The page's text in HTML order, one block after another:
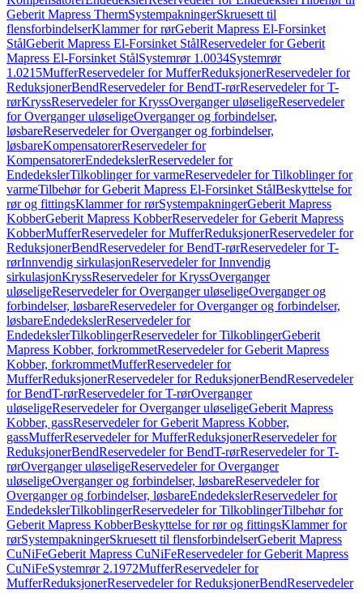
Geberit Mapress ThermSystempakningerSkruesett til
flensforbindelserKlammer for rørGeberit Mapress El-Forsinket
StålGeberit Mapress El-Forsinket StålReservedeler for Geberit
Mapress El-Forsinket StålSystemrør 1.0034Systemrør
1.0215MufferReservedeler for MufferReduksjonerReservedeler for
ReduksjonerBendReservedeler for BendT-rørReservedeler for T-
rørKryssReservedeler for KryssOverganger uløseligeReservedeler
for Overganger uløseligeOverganger og forbindelser,
løsbareReservedeler for Overganger og forbindelser,
løsbareKompensatorerReservedeler for
KompensatorerEndedekslerReservedeler for
EndedekslerTilkoblinger for varmeReservedeler for Tilkoblinger for
varmeTilbehør for Geberit Mapress El-Forsinket StålBeskyttelse for
rør og fittingsKlammer for rørSystempakningerGeberit Mapress
KobberGeberit Mapress KobberReservedeler for Geberit Mapress
KobberMufferReservedeler for MufferReduksjonerReservedeler for
ReduksjonerBendReservedeler for BendT-rørReservedeler for T-
rørInnvendig sirkulasjonReservedeler for Innvendig
sirkulasjonKryssReservedeler for KryssOverganger
uløseligeReservedeler for Overganger uløseligeOverganger og
forbindelser, løsbareReservedeler for Overganger og forbindelser,
løsbareEndedekslerReservedeler for
EndedekslerTilkoblingerReservedeler for TilkoblingerGeberit
Mapress Kobber, forkrommetReservedeler for Geberit Mapress
Kobber, forkrommetMufferReservedeler for
MufferReduksjonerReservedeler for ReduksjonerBendReservedeler
for BendT-rørReservedeler for T-rørOverganger
uløseligeReservedeler for Overganger uløseligeGeberit Mapress
Kobber, gassReservedeler for Geberit Mapress Kobber,
gassMufferReservedeler for MufferReduksjonerReservedeler for
ReduksjonerBendReservedeler for BendT-rørReservedeler for T-
rørOverganger uløseligeReservedeler for Overganger
uløseligeOverganger og forbindelser, løsbareReservedeler for
Overganger og forbindelser, løsbareEndedekslerReservedeler for
EndedekslerTilkoblingerReservedeler for TilkoblingerTilbehør for
Geberit Mapress KobberBeskyttelse for rør og fittingsKlammer for
rørSystempakningerSkruesett til flensforbindelserGeberit Mapress
CuNiFeGeberit Mapress CuNiFeReservedeler for Geberit Mapress
CuNiFeSystemrør 2.1972MufferReservedeler for
MufferReduksjonerReservedeler for ReduksjonerBendReservedeler